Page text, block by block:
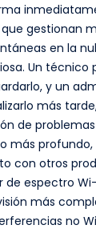
gestionan
en la
Un técnico
y un
más
de
más profundo,
con otros
de espectro
más
no